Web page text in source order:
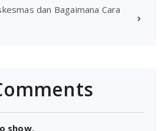
dan Bagaimana Cara
show.